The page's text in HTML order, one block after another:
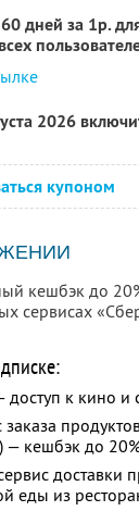
дней за 1р.
2026
купоном
кешбэк до
сервисах
доступ к кино
заказа
— кешбэк до
доставки
еды из